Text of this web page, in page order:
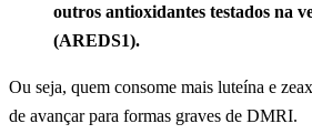
outros antioxidantes testados na
(AREDS1).
Ou seja, quem consome mais luteína e
de avançar para formas graves de DMRI.